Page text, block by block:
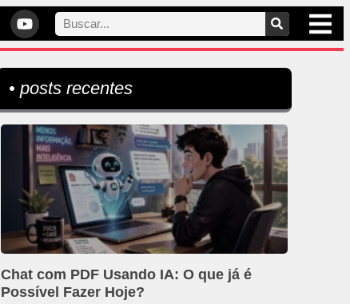
• posts recentes
Chat com PDF Usando IA: O que já é
Possível Fazer Hoje?